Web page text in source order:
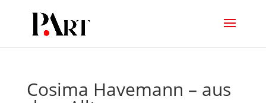
Cosima Havemann – aus